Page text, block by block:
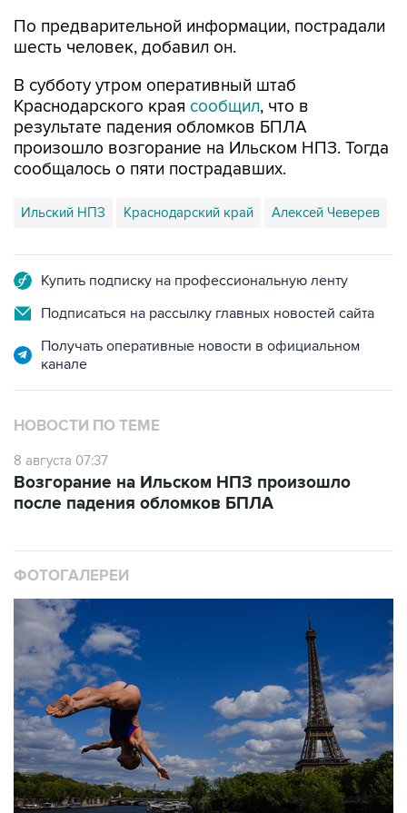
По предварительной информации, пострадали
шесть человек, добавил он.
В субботу утром оперативный штаб
Краснодарского края сообщил, что в
результате падения обломков БПЛА
произошло возгорание на Ильском НПЗ. Тогда
сообщалось о пяти пострадавших.
Ильский НПЗ Краснодарский край Алексей Чеверев
Купить подписку на профессиональную ленту
Подписаться на рассылку главных новостей сайта
Получать оперативные новости в официальном
канале
НОВОСТИ ПО ТЕМЕ
8 августа 07:37
Возгорание на Ильском НПЗ произошло
после падения обломков БПЛА
ФОТОГАЛЕРЕИ